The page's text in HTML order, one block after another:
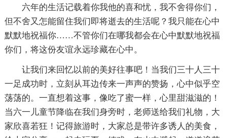
六年的生活记载着你我他的喜和忧，我不舍得你们，
但不舍又怎能留住我们即将逝去的生活呢？我只能在心中
默默地祝福你……不管你们在哪我都会在心中默默地祝福
你们，将这份友谊永远珍藏在心中。
让我们来回忆以前的美好往事吧！当我们三十人三十
一足成功时，立刻从耳边传来一声声的赞扬，心中似乎空
荡荡的。一直想着这事，像吃了蜜一样，心里甜滋滋的！
当六一儿童节降临在我们身旁时，老师送给我们礼物，大
家欣喜若狂！记得旅游时，大家总是带许多诱人的美食，